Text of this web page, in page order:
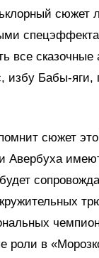
сюжет
все
избу Бабы-
сюжет
Авербуха
роли в